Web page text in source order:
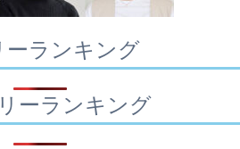
ーランキング
ーランキング